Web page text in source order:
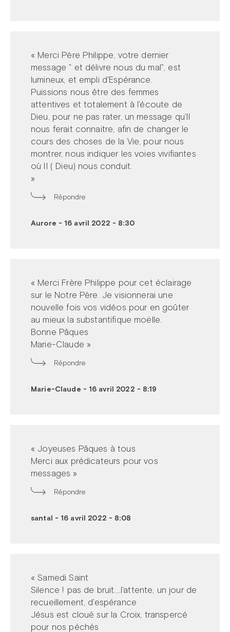
« Merci Père Philippe, votre dernier
message " et délivre nous du mal", est
lumineux, et empli d'Espérance.
Puissions nous être des femmes
attentives et totalement à l'écoute de
Dieu, pour ne pas rater, un message qu'Il
nous ferait connaitre, afin de changer le
cours des choses de la Vie, pour nous
montrer, nous indiquer les voies vivifiantes
où Il ( Dieu) nous conduit.
»
Répondre
Aurore - 16 avril 2022 - 8:30
« Merci Frère Philippe pour cet éclairage
sur le Notre Père. Je visionnerai une
nouvelle fois vos vidéos pour en goûter
au mieux la substantifique moëlle.
Bonne Pâques
Marie-Claude »
Répondre
Marie-Claude - 16 avril 2022 - 8:19
« Joyeuses Pâques à tous
Merci aux prédicateurs pour vos
messages »
Répondre
santal - 16 avril 2022 - 8:08
« Samedi Saint
Silence ! pas de bruit....l'attente, un jour de
recueillement, d'espérance
Jésus est cloué sur la Croix, transpercé
pour nos péchés